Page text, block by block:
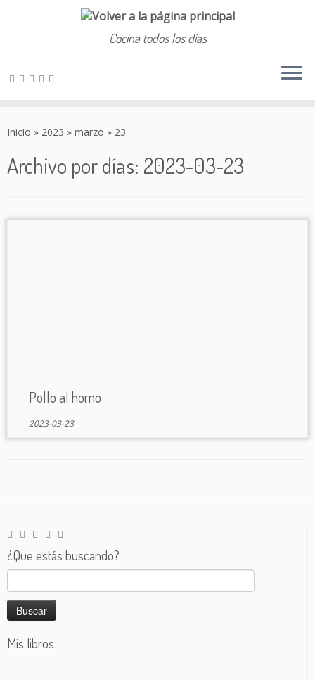
Cocina todos los días
Inicio » 2023 » marzo » 23
Archivo por días: 2023-03-23
Pollo al horno
2023-03-23
¿Que estás buscando?
Buscar:
Mis libros